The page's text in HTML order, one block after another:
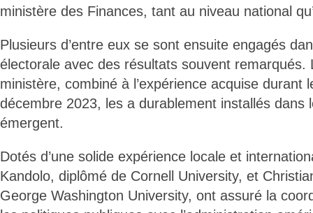
ministère des Finances, tant au niveau national
Plusieurs d’entre eux se sont ensuite engagés
électorale avec des résultats souvent remarqués.
ministère, combiné à l’expérience acquise durant
décembre 2023, les a durablement installés dans
émergent.
Dotés d’une solide expérience locale et
Kandolo, diplômé de Cornell University, et
George Washington University, ont assuré la